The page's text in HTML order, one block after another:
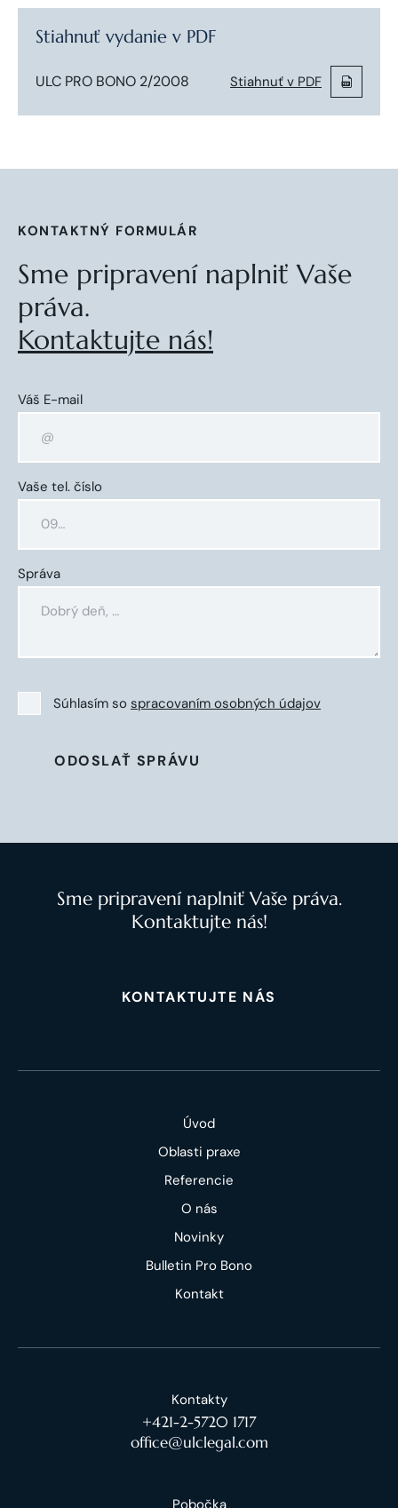
Stiahnuť vydanie v PDF
ULC PRO BONO 2/2008 Stiahnuť v PDF
KONTAKTNÝ FORMULÁR
Sme pripravení naplniť Vaše
práva.
Kontaktujte nás!
Váš E-mail
Vaše tel. číslo
Správa
Súhlasím so spracovaním osobných údajov
ODOSLAŤ SPRÁVU
Sme pripravení naplniť Vaše práva.
Kontaktujte nás!
KONTAKTUJTE NÁS
Úvod
Oblasti praxe
Referencie
O nás
Novinky
Bulletin Pro Bono
Kontakt
Kontakty
+421-2-5720 1717
office@ulclegal.com
Pobočka